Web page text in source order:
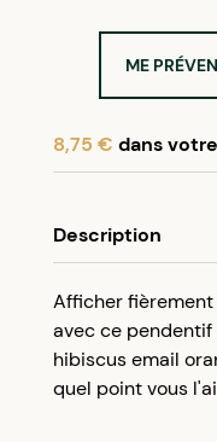
ME
8,75 € dans
compte client et
votre cagnotte
Utilisez votre
prochaine
Description
Afficher
avec ce
hibiscus email
quel point vous